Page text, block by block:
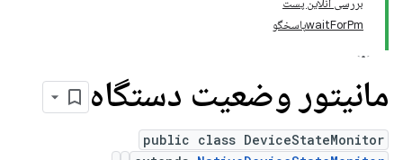
بررسی آنلاین پست
waitForPmپاسخگو
مانیتور وضعیت دستگاه
public class DeviceStateMonitor